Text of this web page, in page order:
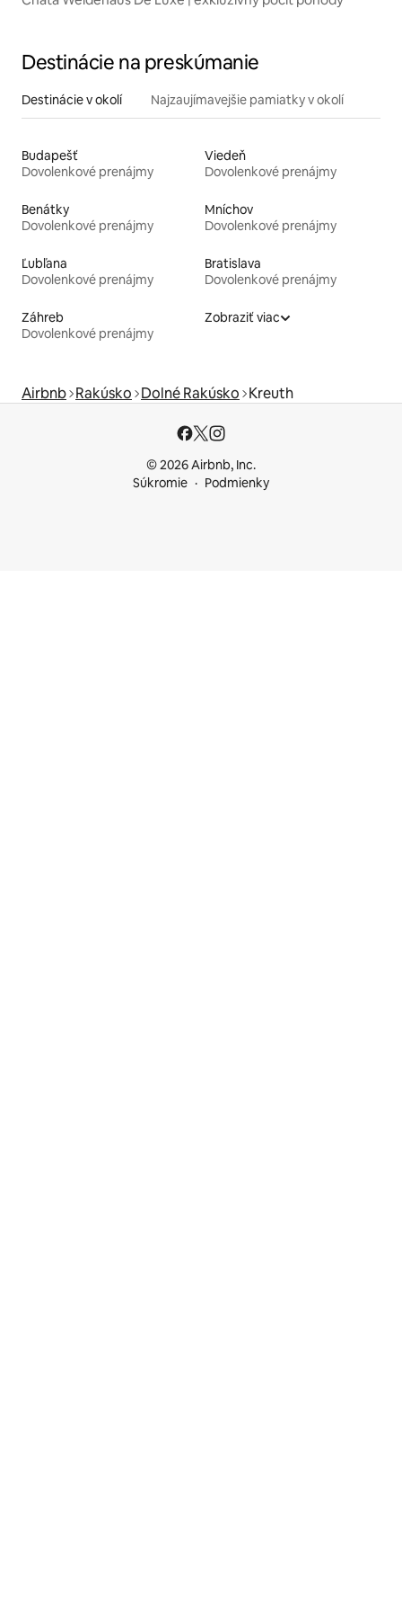
Destinácie na preskúmanie
Destinácie v okolí Najzaujímavejšie pamiatky v okolí
Budapešť
Dovolenkové prenájmy
Viedeň
Dovolenkové prenájmy
Benátky
Dovolenkové prenájmy
Mníchov
Dovolenkové prenájmy
Ľubľana
Dovolenkové prenájmy
Bratislava
Dovolenkové prenájmy
Záhreb
Dovolenkové prenájmy
Zobraziť viac
Airbnb Rakúsko Dolné Rakúsko Kreuth
© 2026 Airbnb, Inc.
Súkromie
Podmienky